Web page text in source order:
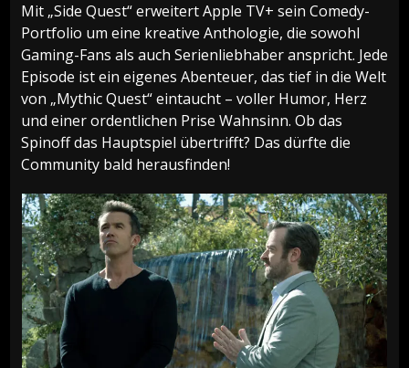
Mit „Side Quest“ erweitert Apple TV+ sein Comedy-
Portfolio um eine kreative Anthologie, die sowohl
Gaming-Fans als auch Serienliebhaber anspricht. Jede
Episode ist ein eigenes Abenteuer, das tief in die Welt
von „Mythic Quest“ eintaucht – voller Humor, Herz
und einer ordentlichen Prise Wahnsinn. Ob das
Spinoff das Hauptspiel übertrifft? Das dürfte die
Community bald herausfinden!